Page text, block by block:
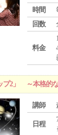
時間
回数
料金
プ2」 ～本格的
講師
日程